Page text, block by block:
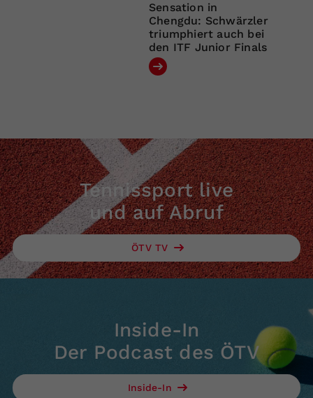
Sensation in
Chengdu: Schwärzler
triumphiert auch bei
den ITF Junior Finals
Tennissport live
und auf Abruf
ÖTV TV
Inside-In
Der Podcast des ÖTV
Inside-In